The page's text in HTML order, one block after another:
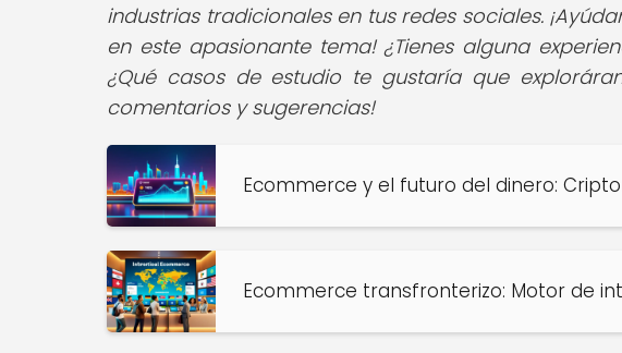
industrias tradicionales en tus redes sociales.
en este apasionante tema!¿Tienes alguna
¿Qué casos de estudio te gustaría que
comentarios y sugerencias!
Ecommerce y el futuro del dinero:
Ecommerce transfronterizo: Motor de